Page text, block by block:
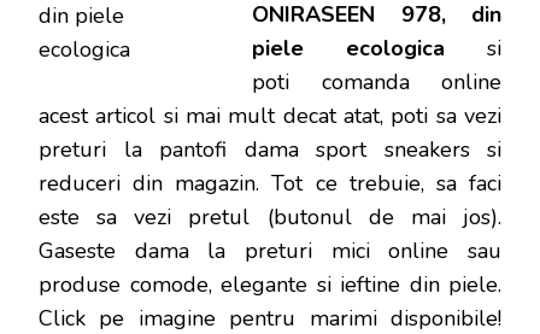
ONIRASEEN 978, din
piele ecologica si
poti
comanda online
acest articol si mai mult decat atat, poti sa vezi
preturi la pantofi dama sport sneakers si
reduceri din magazin. Tot ce trebuie, sa faci
este sa vezi pretul (butonul de mai jos).
Gaseste dama la preturi mici online sau
produse comode, elegante si ieftine din piele.
Click pe imagine pentru marimi disponibile!